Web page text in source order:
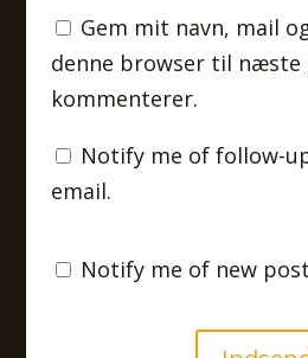
Gem mit navn, mail
denne browser til næste
kommenterer.
Notify me of follow-
email.
Notify me of new